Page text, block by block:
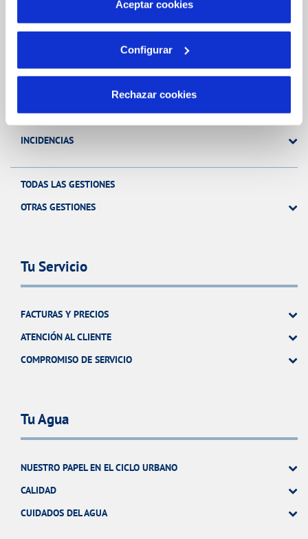
Aceptar cookies
Configurar
Rechazar cookies
Gestiones Online
FACTURAS, PAGOS Y CONSUMOS
MODIFICACIÓN DE DATOS
INCIDENCIAS
TODAS LAS GESTIONES
OTRAS GESTIONES
Tu Servicio
FACTURAS Y PRECIOS
ATENCIÓN AL CLIENTE
COMPROMISO DE SERVICIO
Tu Agua
NUESTRO PAPEL EN EL CICLO URBANO
CALIDAD
CUIDADOS DEL AGUA